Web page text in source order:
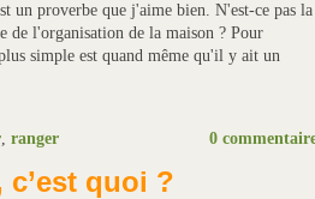
un proverbe que j'aime bien. N'est-ce pas la
de l'organisation de la maison ? Pour
simple est quand même qu'il y ait un
, ranger 0
c’est quoi ?